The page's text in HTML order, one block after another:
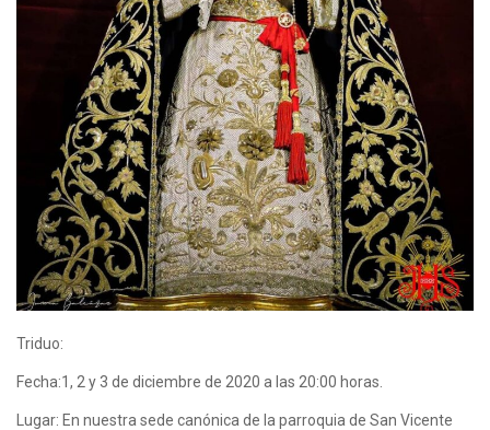
Triduo:
Fecha:1, 2 y 3 de diciembre de 2020 a las 20:00 horas.
Lugar: En nuestra sede canónica de la parroquia de San Vicente